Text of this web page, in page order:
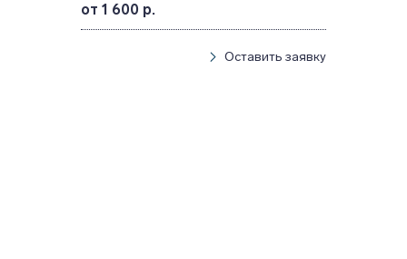
от 1 600 р.
Оставить заявку